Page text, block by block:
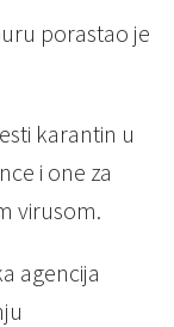
porastao je
karantin u
i one za
virusom.
agencija